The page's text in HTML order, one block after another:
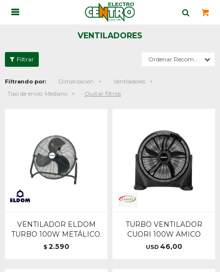

VENTILADORES
Recomendados
Filtrando por: Climatización
Ventiladores
Tipo de envío: Mediano Quitar filtros
VENTILADOR ELDOM
TURBO 100W METÁLICO.
$ 2.590
TURBO VENTILADOR
CUORI 100W AMICO
USD 46,00